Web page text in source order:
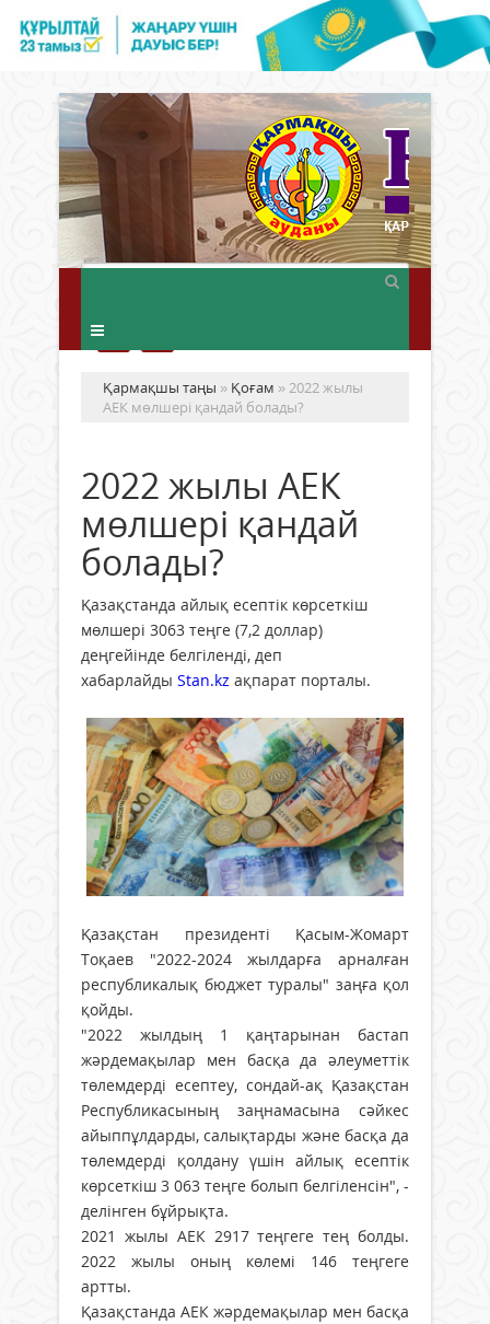
Қармақшы таңы » Қоғам » 2022 жылы
АЕК мөлшері қандай болады?
2022 жылы АЕК
мөлшері қандай
болады?
Қазақстанда айлық есептік көрсеткіш
мөлшері 3063 теңге (7,2 доллар)
деңгейінде белгіленді, деп
хабарлайды Stan.kz ақпарат порталы.
Қазақстан президенті Қасым-Жомарт
Тоқаев "2022-2024 жылдарға арналған
республикалық бюджет туралы" заңға қол
қойды.
"2022 жылдың 1 қаңтарынан бастап
жәрдемақылар мен басқа да әлеуметтік
төлемдерді есептеу, сондай-ақ Қазақстан
Республикасының заңнамасына сәйкес
айыппұлдарды, салықтарды және басқа да
төлемдерді қолдану үшін айлық есептік
көрсеткіш 3 063 теңге болып белгіленсін", -
делінген бұйрықта.
2021 жылы АЕК 2917 теңгеге тең болды.
2022 жылы оның көлемі 146 теңгеге
артты.
Қазақстанда АЕК жәрдемақылар мен басқа